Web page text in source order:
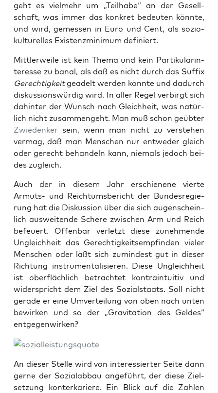
geht es viel­mehr um „Teil­ha­be“ an der Gesell­
schaft, was immer das kon­kret bedeu­ten könn­te,
und wird, gemes­sen in Euro und Cent, als sozio-
kul­tu­rel­les Exis­tenz­mi­ni­mum definiert.
Mitt­ler­wei­le ist kein The­ma und kein Par­ti­ku­lar­in­
ter­es­se zu banal, als daß es nicht durch das Suf­fix
Gerech­tig­keitgeadelt wer­den könn­te und dadurch
dis­kus­si­ons­wür­dig wird. In aller Regel ver­birgt sich
dahin­ter der Wunsch nach Gleich­heit, was natür­
lich nicht zusam­men­geht. Man muß schon geüb­ter
Zwie­den­ker sein, wenn man nicht zu ver­ste­hen
ver­mag, daß man Men­schen nur ent­we­der gleich
oder gerecht behan­deln kann, nie­mals jedoch bei­
des zugleich.
Auch der in die­sem Jahr erschie­ne­ne vier­te
Armuts- und Reich­tums­be­richt der Bun­des­re­gie­
rung hat die Dis­kus­si­on über die sich augen­schein­
lich aus­wei­ten­de Sche­re zwi­schen Arm und Reich
befeu­ert. Offen­bar ver­letzt die­se zuneh­men­de
Ungleich­heit das Gerech­tig­keits­emp­fin­den vie­ler
Men­schen oder läßt sich zumin­dest gut in die­ser
Rich­tung instru­men­ta­li­sie­ren. Die­se Ungleich­heit
ist ober­fläch­lich betrach­tet kon­train­tui­tiv und
wider­spricht dem Ziel des Sozi­al­staats. Soll nicht
gera­de er eine Umver­tei­lung von oben nach unten
bewir­ken und so der „Gra­vi­ta­ti­on des Gel­des“
entgegenwirken?
An die­ser Stel­le wird von inter­es­sier­ter Sei­te dann
ger­ne der Sozi­al­ab­bau ange­führt, der die­se Ziel­
set­zung kon­ter­ka­rie­re. Ein Blick auf die Zah­len